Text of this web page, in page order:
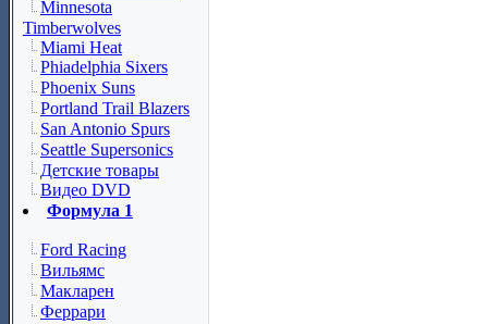
Minnesota
Timberwolves
Miami Heat
Phiadelphia Sixers
Phoenix Suns
Portland Trail Blazers
San Antonio Spurs
Seattle Supersonics
Детские товары
Видео DVD
Формула 1
Ford Racing
Вильямс
Макларен
Феррари